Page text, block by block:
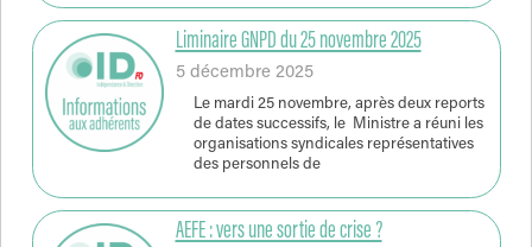
Liminaire GNPD du 25 novembre 2025
5 décembre 2025
Le mardi 25 novembre, après deux reports
de dates successifs, le Ministre a réuni les
organisations syndicales représentatives
des personnels de
AEFE : vers une sortie de crise ?